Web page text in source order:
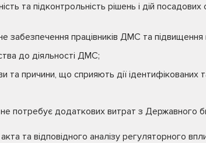
та підконтрольність рішень і дій
забезпечення працівників ДМС та
до діяльності ДМС;
та причини, що сприяють дії ідентифікованих
потребує додаткових витрат з Державного
та відповідного аналізу регуляторного